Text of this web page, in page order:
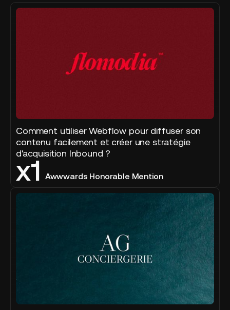
Comment utiliser Webflow pour diffuser son
contenu facilement et créer une stratégie
d'acquisition Inbound ?
x1 Awwwards Honorable Mention
Flomodia
AG